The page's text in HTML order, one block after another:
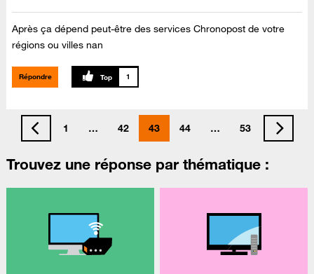
Après ça dépend peut-être des services Chronopost de votre
régions ou villes nan
Répondre 1
1 … 42 43 44 … 53
Trouvez une réponse par thématique :